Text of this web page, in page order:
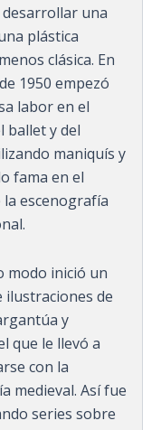
una
plástica
clásica. En
1950 empezó
labor en el
ballet y del
maniquís y
fama en el
la escenografía
modo inició un
ilustraciones de
y
que le llevó a
con la
medieval. Así fue
series sobre